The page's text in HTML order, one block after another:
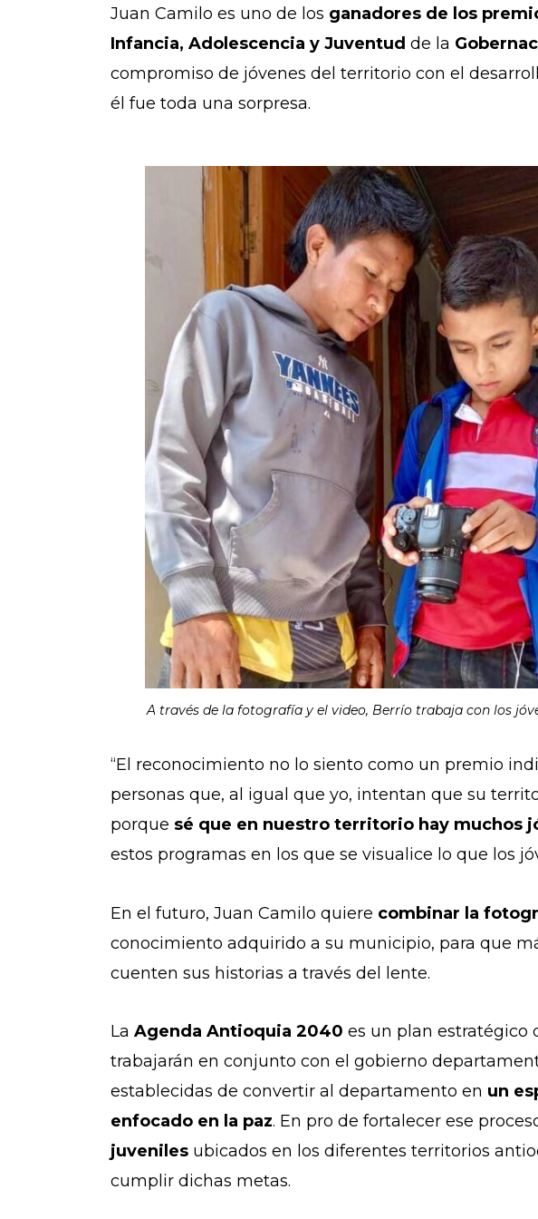
Juan Camilo es uno de los ganadores de los
Infancia, Adolescencia y Juventud de la
compromiso de jóvenes del territorio con el
él fue toda una sorpresa.
A través de la fotografía y el video, Berrío trabaja con los
“El reconocimiento no lo siento como un premio
personas que, al igual que yo, intentan que su
porque sé que en nuestro territorio hay muchos
estos programas en los que se visualice lo que los
En el futuro, Juan Camilo quiere combinar la
conocimiento adquirido a su municipio, para que
cuenten sus historias a través del lente.
La Agenda Antioquia 2040 es un plan estratégico
trabajarán en conjunto con el gobierno
establecidas de convertir al departamento en un
enfocado en la paz. En pro de fortalecer ese
juveniles ubicados en los diferentes territorios
cumplir dichas metas.